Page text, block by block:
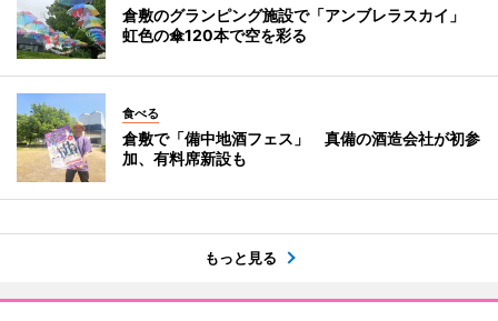
倉敷のグランピング施設で「アンブレラスカイ」
虹色の傘120本で空を彩る
食べる
倉敷で「備中地酒フェス」 真備の酒造会社が初参
加、有料席新設も
もっと見る